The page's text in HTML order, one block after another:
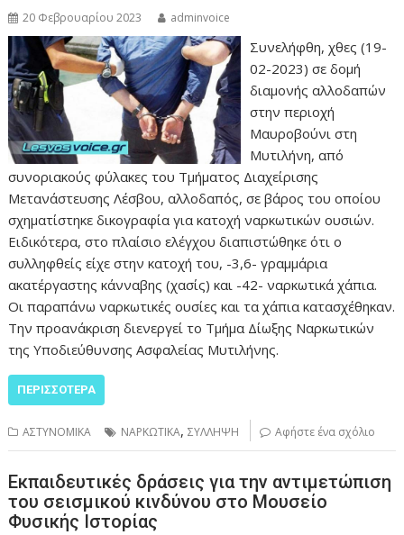
20 Φεβρουαρίου 2023 adminvoice
Συνελήφθη, χθες (19-
02-2023) σε δομή
διαμονής αλλοδαπών
στην περιοχή
Μαυροβούνι στη
Μυτιλήνη, από
συνοριακούς φύλακες του Τμήματος Διαχείρισης
Μετανάστευσης Λέσβου, αλλοδαπός, σε βάρος του οποίου
σχηματίστηκε δικογραφία για κατοχή ναρκωτικών ουσιών.
Ειδικότερα, στο πλαίσιο ελέγχου διαπιστώθηκε ότι ο
συλληφθείς είχε στην κατοχή του, -3,6- γραμμάρια
ακατέργαστης κάνναβης (χασίς) και -42- ναρκωτικά χάπια.
Οι παραπάνω ναρκωτικές ουσίες και τα χάπια κατασχέθηκαν.
Την προανάκριση διενεργεί το Τμήμα Δίωξης Ναρκωτικών
της Υποδιεύθυνσης Ασφαλείας Μυτιλήνης.
ΠΕΡΙΣΣΌΤΕΡΑ
ΑΣΤΥΝΟΜΙΚΑ ΝΑΡΚΩΤΙΚΑ,ΣΥΛΛΗΨΗ Αφήστε ένα σχόλιο
Εκπαιδευτικές δράσεις για την αντιμετώπιση
του σεισμικού κινδύνου στο Μουσείο
Φυσικής Ιστορίας